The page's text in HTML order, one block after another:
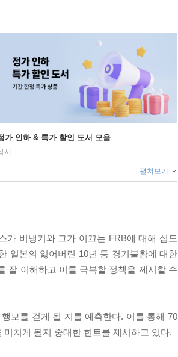
가 인하 & 특가 할인 도서 모음
시
펼쳐보기
가 버냉키와 그가 이끄는 FRB에 대해 심도
일본의 잃어버린 10년 등 경기불황에 대한
잘 이해하고 이를 극복할 정책을 제시할 수
보를 걷게 될 지를 예측한다. 이를 통해 70
치게 될지 중대한 힌트를 제시하고 있다.